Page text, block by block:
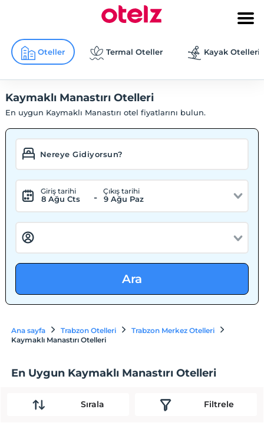
Oteller Termal Oteller Kayak Otelleri
Kaymaklı Manastırı Otelleri
En uygun Kaymaklı Manastırı otel fiyatlarını bulun.
Giriş tarihi
8 Ağu Cts -
Çıkış tarihi
9 Ağu Paz
Ara
Ana sayfa Trabzon Otelleri
Trabzon Merkez Otelleri
Kaymaklı Manastırı Otelleri
En Uygun Kaymaklı Manastırı Otelleri
Sırala Filtrele